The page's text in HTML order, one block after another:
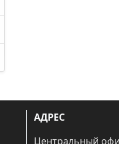
АДРЕС
Центральный